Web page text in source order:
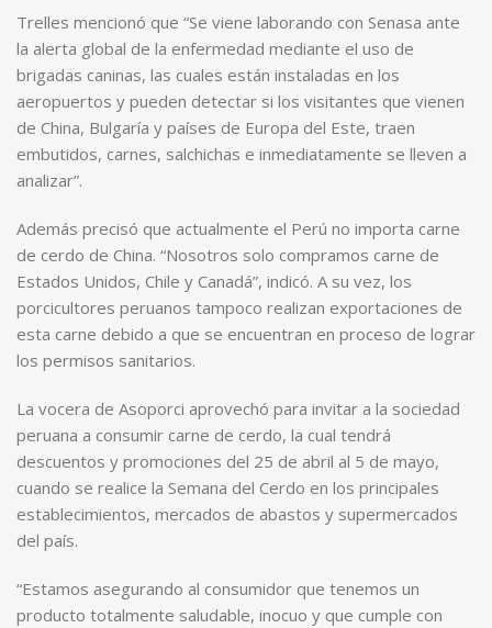
Trelles mencionó que “Se viene laborando con Senasa ante
la alerta global de la enfermedad mediante el uso de
brigadas caninas, las cuales están instaladas en los
aeropuertos y pueden detectar si los visitantes que vienen
de China, Bulgaría y países de Europa del Este, traen
embutidos, carnes, salchichas e inmediatamente se lleven a
analizar”.
Además precisó que actualmente el Perú no importa carne
de cerdo de China. “Nosotros solo compramos carne de
Estados Unidos, Chile y Canadá”, indicó. A su vez, los
porcicultores peruanos tampoco realizan exportaciones de
esta carne debido a que se encuentran en proceso de lograr
los permisos sanitarios.
La vocera de Asoporci aprovechó para invitar a la sociedad
peruana a consumir carne de cerdo, la cual tendrá
descuentos y promociones del 25 de abril al 5 de mayo,
cuando se realice la Semana del Cerdo en los principales
establecimientos, mercados de abastos y supermercados
del país.
“Estamos asegurando al consumidor que tenemos un
producto totalmente saludable, inocuo y que cumple con